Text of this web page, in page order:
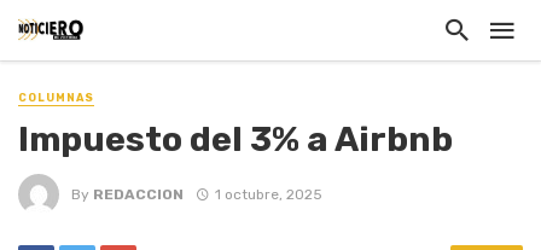
COLUMNAS
Impuesto del 3% a Airbnb
By REDACCION 1 octubre, 2025